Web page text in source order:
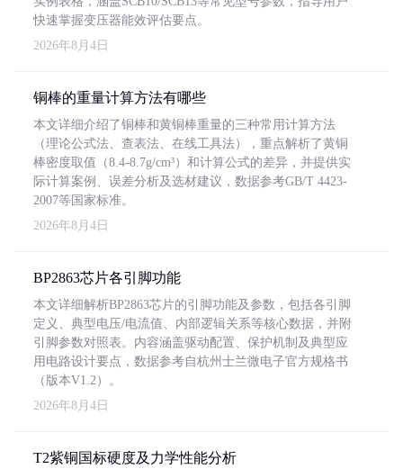
快速掌握变压器能效评估要点。
2026年8月4日
铜棒的重量计算方法有哪些
本文详细介绍了铜棒和黄铜棒重量的三种常用计算方法
（理论公式法、查表法、在线工具法），重点解析了黄铜
棒密度取值（8.4-8.7g/cm³）和计算公式的差异，并提供实
际计算案例、误差分析及选材建议，数据参考GB/T 4423-
2007等国家标准。
2026年8月4日
BP2863芯片各引脚功能
本文详细解析BP2863芯片的引脚功能及参数，包括各引脚
定义、典型电压/电流值、内部逻辑关系等核心数据，并附
引脚参数对照表。内容涵盖驱动配置、保护机制及典型应
用电路设计要点，数据参考自杭州士兰微电子官方规格书
（版本V1.2）。
2026年8月4日
T2紫铜国标硬度及力学性能分析